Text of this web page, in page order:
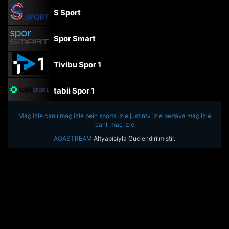
S Sport
Spor Smart
Tivibu Spor 1
tabii Spor 1
TRT Spor
beIN Sports Haber
Maç izle canlı maç izle bein sports izle justintv izle bedava maç izle
canlı maç izle
AGASTREAM Altyapisiyla Guclendirilmistir.